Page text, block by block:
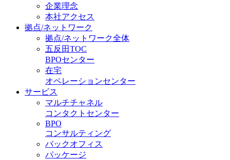
企業理念
本社アクセス
拠点/ネットワーク
拠点/ネットワーク全体
五反田TOC
BPOセンター
在宅
オペレーションセンター
サービス
マルチチャネル
コンタクトセンター
BPO
コンサルティング
バックオフィス
パッケージ